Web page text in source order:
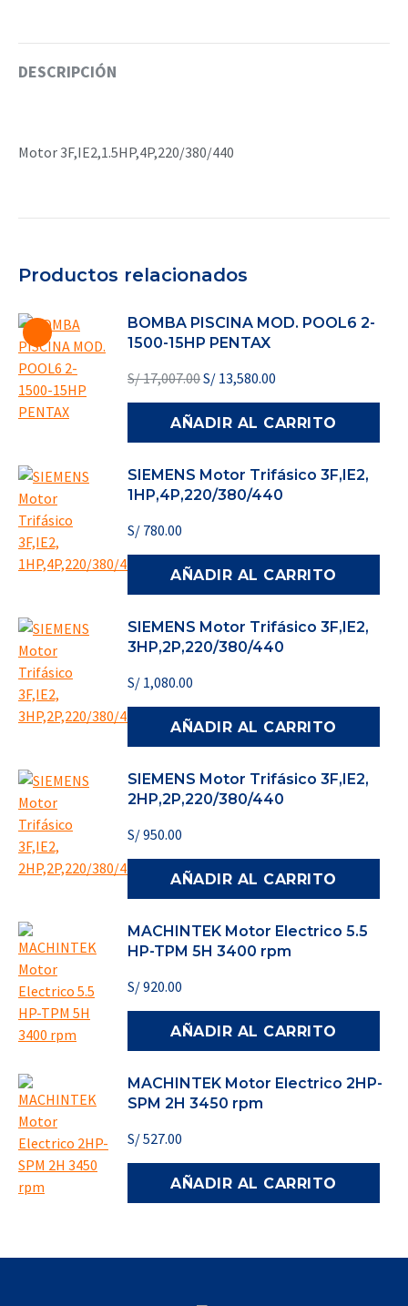
DESCRIPCIÓN
Motor 3F,IE2,1.5HP,4P,220/380/440
Productos relacionados
BOMBA PISCINA MOD. POOL6 2-
1500-15HP PENTAX
S/17,007.00El
precio
original
era:
S/ 17,007.00.
S/ 13,580.00
precio
actual
es:
S/ 13,580.00.
AÑADIR AL CARRITO
SIEMENS Motor Trifásico 3F,IE2,
1HP,4P,220/380/440
S/ 780.00
AÑADIR AL CARRITO
SIEMENS Motor Trifásico 3F,IE2,
3HP,2P,220/380/440
S/ 1,080.00
AÑADIR AL CARRITO
SIEMENS Motor Trifásico 3F,IE2,
2HP,2P,220/380/440
S/950.00
AÑADIR AL CARRITO
MACHINTEK Motor Electrico 5.5
HP-TPM 5H 3400 rpm
S/920.00
AÑADIR AL CARRITO
MACHINTEK Motor Electrico 2HP-
SPM 2H 3450 rpm
S/527.00
AÑADIR AL CARRITO